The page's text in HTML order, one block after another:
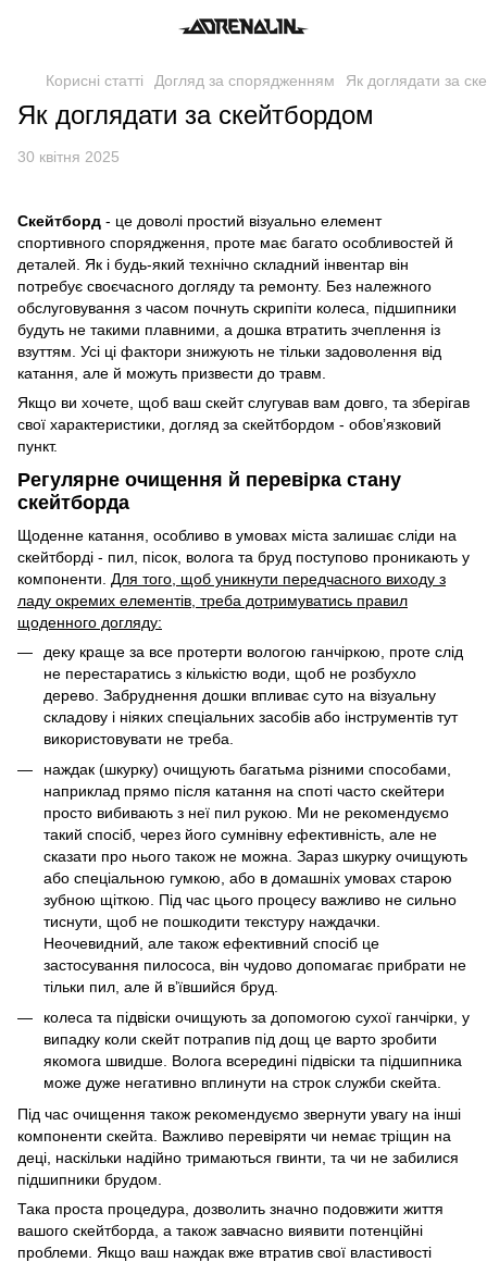
Корисні статті Догляд за спорядженням Як доглядати за
Як доглядати за скейтбордом
30 квітня 2025
Скейтборд - це доволі простий візуально елемент
спортивного спорядження, проте має багато особливостей й
деталей. Як і будь-який технічно складний інвентар він
потребує своєчасного догляду та ремонту. Без належного
обслуговування з часом почнуть скрипіти колеса, підшипники
будуть не такими плавними, а дошка втратить зчеплення із
взуттям. Усі ці фактори знижують не тільки задоволення від
катання, але й можуть призвести до травм.
Якщо ви хочете, щоб ваш скейт слугував вам довго, та зберігав
свої характеристики, догляд за скейтбордом - обовʼязковий
пункт.
Регулярне очищення й перевірка стану
скейтборда
Щоденне катання, особливо в умовах міста залишає сліди на
скейтборді - пил, пісок, волога та бруд поступово проникають у
компоненти. Для того, щоб уникнути передчасного виходу з
ладу окремих елементів, треба дотримуватись правил
щоденного догляду:
деку краще за все протерти вологою ганчіркою, проте слід
не перестаратись з кількістю води, щоб не розбухло
дерево. Забруднення дошки впливає суто на візуальну
складову і ніяких спеціальних засобів або інструментів тут
використовувати не треба.
наждак (шкурку) очищують багатьма різними способами,
наприклад прямо після катання на споті часто скейтери
просто вибивають з неї пил рукою. Ми не рекомендуємо
такий спосіб, через його сумнівну ефективність, але не
сказати про нього також не можна. Зараз шкурку очищують
або спеціальною гумкою, або в домашніх умовах старою
зубною щіткою. Під час цього процесу важливо не сильно
тиснути, щоб не пошкодити текстуру наждачки.
Неочевидний, але також ефективний спосіб це
застосування пилососа, він чудово допомагає прибрати не
тільки пил, але й вʼївшийся бруд.
колеса та підвіски очищують за допомогою сухої ганчірки, у
випадку коли скейт потрапив під дощ це варто зробити
якомога швидше. Волога всередині підвіски та підшипника
може дуже негативно вплинути на строк служби скейта.
Під час очищення також рекомендуємо звернути увагу на інші
компоненти скейта. Важливо перевіряти чи немає тріщин на
деці, наскільки надійно тримаються гвинти, та чи не забилися
підшипники брудом.
Така проста процедура, дозволить значно подовжити життя
вашого скейтборда, а також завчасно виявити потенційні
проблеми. Якщо ваш наждак вже втратив свої властивості